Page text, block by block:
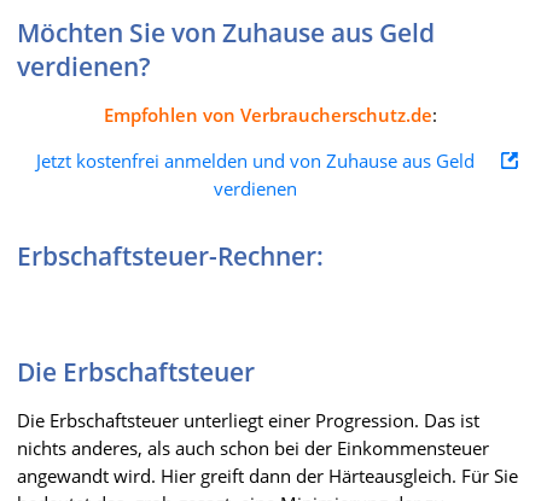
Möchten Sie von Zuhause aus Geld
verdienen?
Empfohlen von Verbraucherschutz.de:
Jetzt kostenfrei anmelden und von Zuhause aus Geld
verdienen
Erbschaftsteuer-Rechner:
Die Erbschaftsteuer
Die Erbschaftsteuer unterliegt einer Progression. Das ist
nichts anderes, als auch schon bei der Einkommensteuer
angewandt wird. Hier greift dann der Härteausgleich. Für Sie